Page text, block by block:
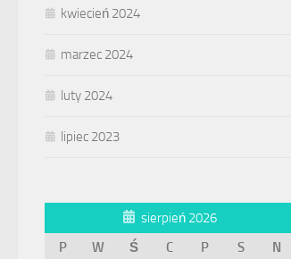
kwiecień 2024
marzec 2024
luty 2024
lipiec 2023
sierpień 2026
P
W Ś C P S
N